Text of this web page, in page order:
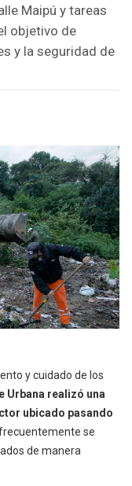
Maipú y tareas
objetivo de
y la seguridad de
y cuidado de los
Urbana realizó una
ubicado pasando
se
de manera